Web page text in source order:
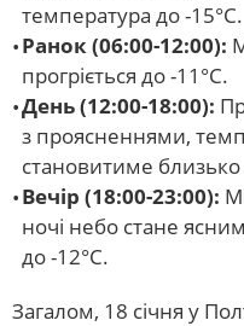
температура до -15°C.
Ранок (06:00-12:00):
прогріється до -11°C.
День (12:00-18:00):
з проясненнями,
становитиме близько
Вечір (18:00-23:00):
ночі небо стане
до -12°C.
Загалом, 18 січня у